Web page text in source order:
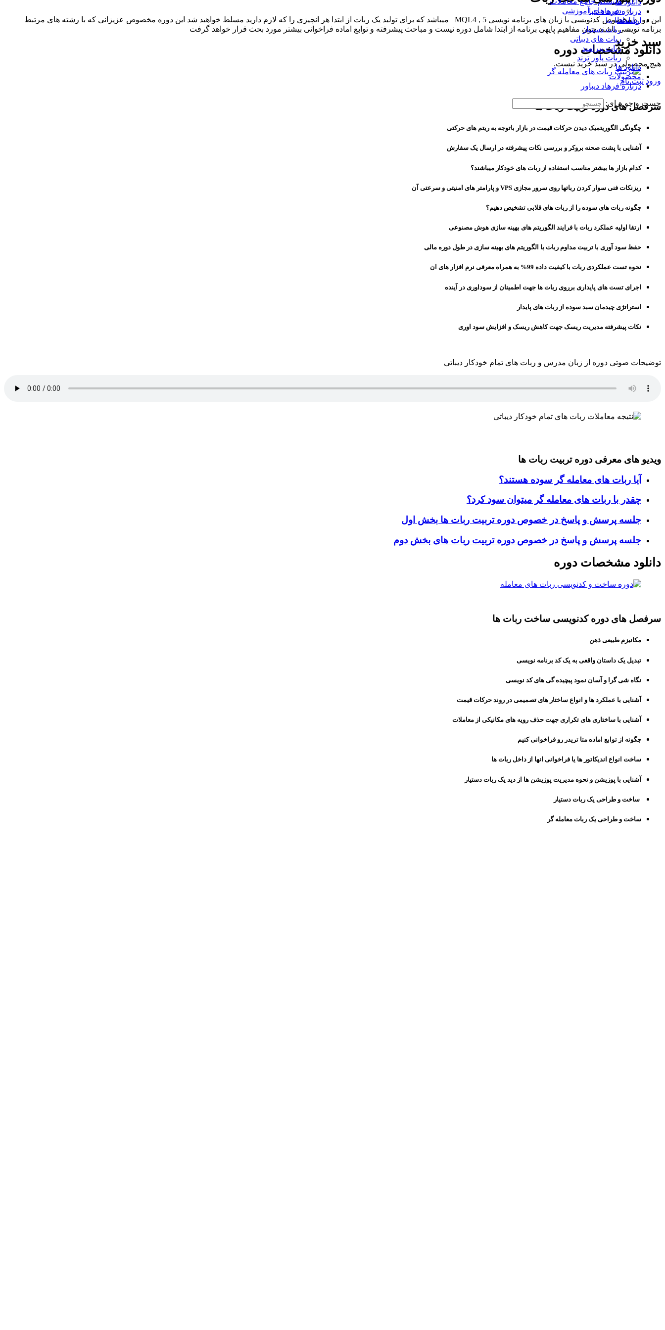
دانلود ها
درباره فرهاد دیبا
ارتباط با ما
سبد خرید
هیچ محصولی در سبد خرید نیست.
ورود ثبت نام
دوره های آموزشی
ربات ها
ربات دستیار
ربات های دیباتی
ربات پیرامید
ربات پاور ترند
دانلود ها
محصولات
درباره فرهاد دیباور
جست و جو برای:
این دوره مخصوص کدنویسی با زبان های برنامه نویسی MQL4 , 5 میباشد که برای تولید یک ربات از ابتدا هر انچیزی را که لازم دارید مسلط خواهید شد این دوره مخصوص عزیزانی که با رشته های مرتبط
برنامه نویسی باشند چون مفاهیم پایهی برنامه از ابتدا شامل دوره نیست و مباحث پیشرفته و توابع اماده فراخوانی بیشتر مورد بحث قرار خواهد گرفت
دانلود مشخصات دوره
سرفصل های دوره تربیت ربات ها
چگونگی الگوریتمیک دیدن حرکات قیمت در بازار باتوجه به ریتم های حرکتی
آشنایی با پشت صحنه بروکر و بررسی نکات پیشرفته در ارسال یک سفارش
کدام بازار ها بیشتر مناسب استفاده از ربات های خودکار میباشند؟
ریزنکات فنی سوار کردن رباتها روی سرور مجازی VPS و پارامتر های امنیتی و سرعتی آن
چگونه ربات های سوده را از ربات های قلابی تشخیص دهیم؟
ارتقا اولیه عملکرد ربات با فرایند الگوریتم های بهینه سازی هوش مصنوعی
حفظ سود آوری با تربیت مداوم ربات با الگوریتم های بهینه سازی در طول دوره مالی
نحوه تست عملکردی ربات باکیفیت داده 99 % به همراه معرفی نرم افزار های ان
اجرای تست های پایداری برروی ربات ها جهت اطمینان از سوداوری در آینده
استراتژی چیدمان سبد سوده از ربات های پایدار
نکات پیشرفته مدیریت ریسک جهت کاهش ریسک و افزایش سود اوری
توضیحات صوتی دوره از زبان مدرس و ربات های تمام خودکار دیباتی
ویدیو های معرفی دوره تربیت ربات ها
آیا ربات های معامله گر سوده هستند؟
چقدر با ربات های معامله گر میتوان سود کرد؟
جلسه پرسش و پاسخ در خصوص دوره تربیت ربات ها بخش اول
جلسه پرسش و پاسخ در خصوص دوره تربیت ربات های بخش دوم
دانلود مشخصات دوره
سرفصل های دوره کدنویسی ساخت ربات ها
مکانیزم طبیعی ذهن
تبدیل یک داستان واقعی به یک کد برنامه نویسی
نگاه شی گرا و آسان نمود پیچیده گی های کد نویسی
آشنایی با عملکرد ها و انواع ساختار های تصمیمی در روند حرکات قیمت
آشنایی با ساختاری های تکراری جهت حذف رویه های مکانیکی از معاملات
چگونه از توابع اماده متا تریدر رو فراخوانی کنیم
ساخت انواع اندیکاتور ها یا فراخوانی انها از داخل ربات ها
آشنایی با پوزیشن و نحوه مدیریت پوزیشن ها از دید یک ربات دستیار
ساخت و طراحی یک ربات دستیار
ساخت و طراحی یک ربات معامله گر